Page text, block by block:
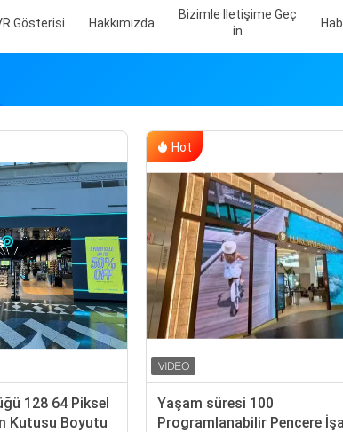
Gösterisi Hakkımızda
Bizimle Iletişime Geç
In
128 64 Piksel
Kutusu Boyutu
Hot
Yaşam süresi 100
Programlanabilir Pencere